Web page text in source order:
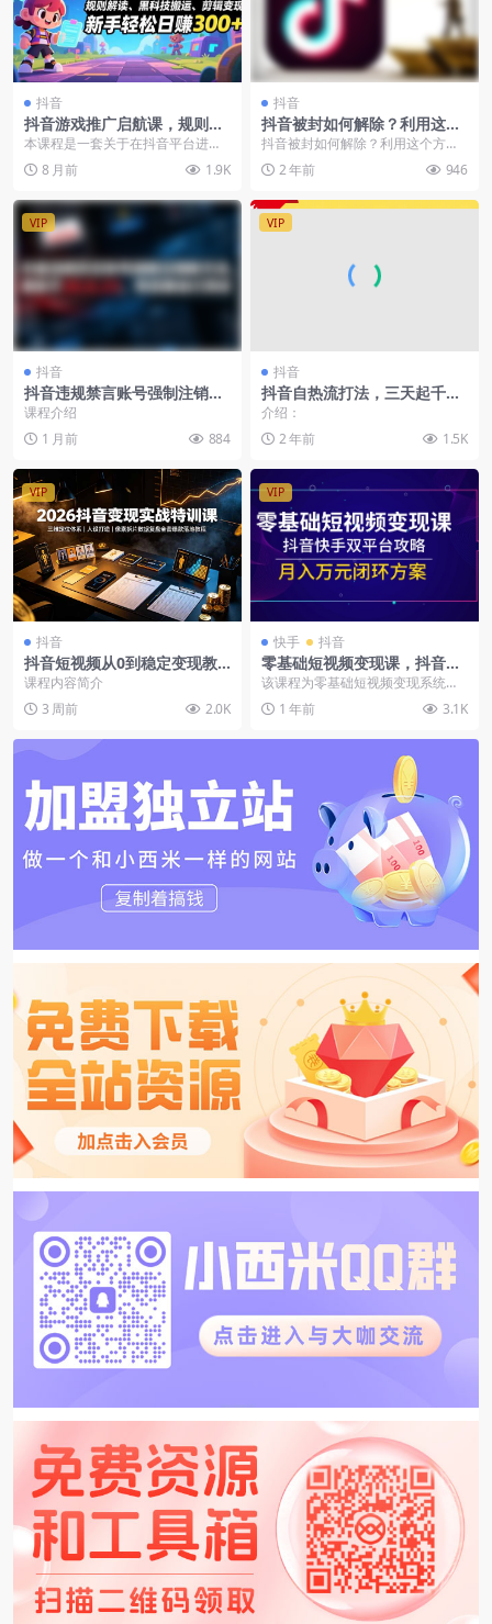
抖音
抖音游戏推广启航课，规则解
读、黑科技搬运、剪辑变现，
本课程是一套关于在抖音平台进行
游戏推广的实战教程，旨在教授学
员如何通过“游戏发行...
8 月前 1.9K
抖音
抖音被封如何解除？利用这个
方法秒解
抖音被封如何解除？利用这个方法
秒解利用抖音火山版XX版本进行解
封，利用抖音极速版...
2 年前 946
VIP
抖音
抖音违规禁言账号强制注销新
方法，更新于26.6.23，有需要
自行测试
课程介绍
1 月前
884
VIP
抖音
抖音自热流打法，三天起千粉
号，单视频十万播放量，日引
精准粉1000+
介绍：
2 年前
1.5K
VIP
抖音
抖音短视频从0到稳定变现教
程，三维定位人设素材爆款脚
本数据复盘
课程内容简介
3 周前
2.0K
VIP
快手 抖音
零基础短视频变现课，抖音快
手双平台攻略，月入万元闭环
方案
该课程为零基础短视频变现系统教
程，覆盖抖音/快手双平台运营全流
程。核心内容包括：...
1 年前 3.1K